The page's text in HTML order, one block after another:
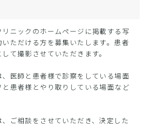
ニックのホームページに掲載する写
ただける方を募集いたします。患者
て撮影させていただきます。
、医師と患者様で診察をしている場面
患者様とやり取りしている場面など
、ご相談をさせていただき、決定した